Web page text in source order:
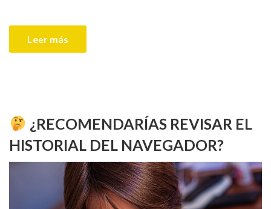
Leer más
¿RECOMENDARÍAS REVISAR EL
HISTORIAL DEL NAVEGADOR?